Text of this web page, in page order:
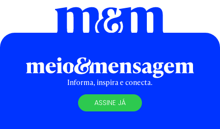
Informa, inspira e conecta.
ASSINE JÁ